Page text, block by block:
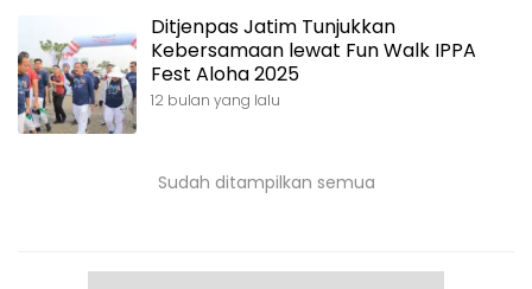
Ditjenpas Jatim Tunjukkan
Kebersamaan lewat Fun Walk IPPA
Fest Aloha 2025
12 bulan yang lalu
Sudah ditampilkan semua